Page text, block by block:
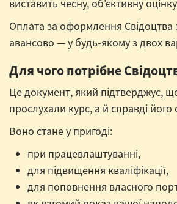
виставить чесну, об’єктивну
Оплата за оформлення Свідоцтва
авансово — у будь-якому з двох
Для чого потрібне
Це документ, який підтверджує,
прослухали курс, а й справді
Воно стане у пригоді:
при працевлаштуванні,
для підвищення кваліфікації,
для поповнення власного